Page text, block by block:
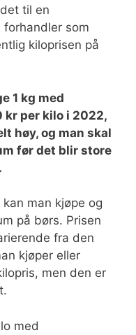
til en
forhandler som
kiloprisen på
1 kg med
kr per kilo i 2022,
høy, og man skal
før det blir store
man kjøpe og
på børs. Prisen
fra den
kjøper eller
men den er
med